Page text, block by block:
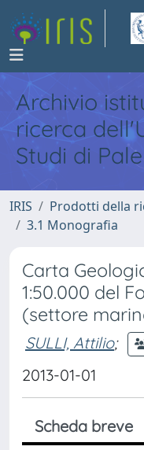
Archivio
ricerca
Studi di
IRIS Prodotti della
3.1 Monografia
Carta
1:50.000 del
(settore
SULLI, Attilio;
2013-01-01
Scheda breve